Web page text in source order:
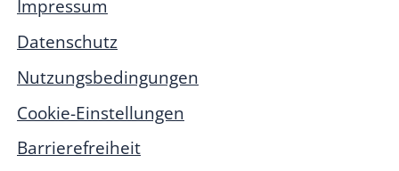
Impressum
Datenschutz
Nutzungsbedingungen
Cookie-Einstellungen
Barrierefreiheit